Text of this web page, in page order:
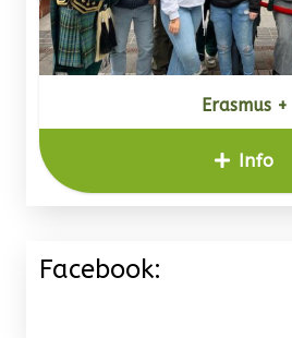
Erasmus +
Info
Facebook: